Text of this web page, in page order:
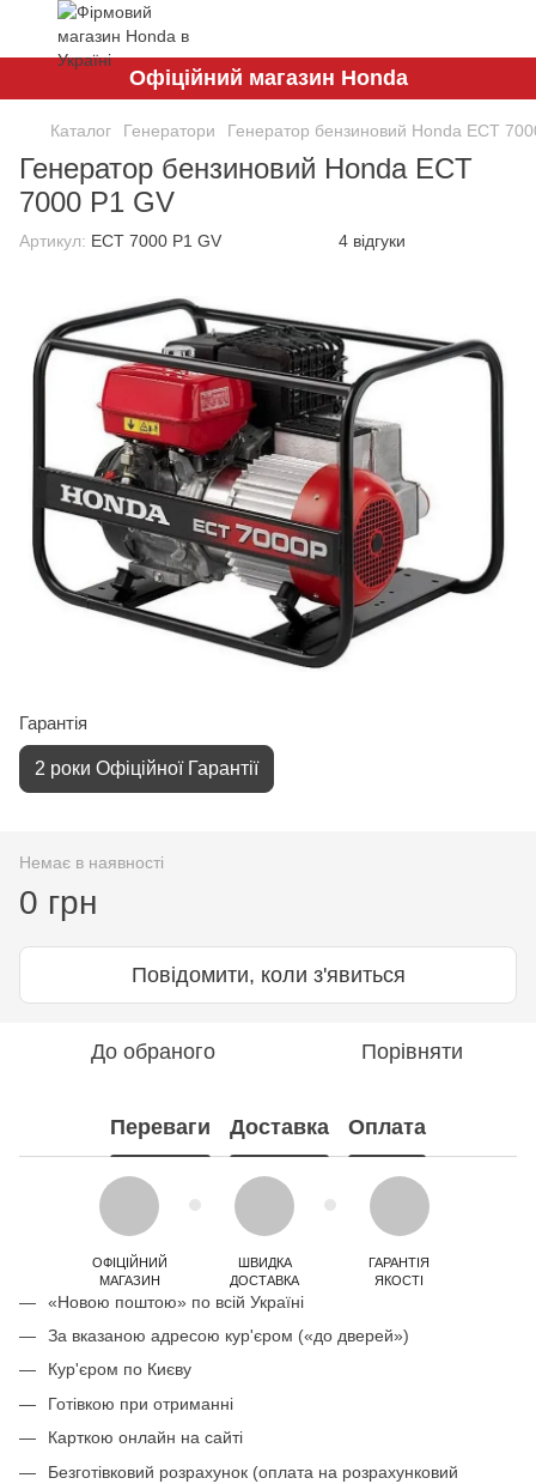
Офіційний магазин Honda
Каталог Генератори Генератор бензиновий Honda ECT
Генератор бензиновий Honda ECT
7000 P1 GV
Артикул: ECT 7000 P1 GV 4 відгуки
Гарантія
2 роки Офіційної Гарантії
Немає в наявності
0 грн
Повідомити, коли з'явиться
До обраного Порівняти
Переваги Доставка Оплата
ОФІЦІЙНИЙ
МАГАЗИН
ШВИДКА
ДОСТАВКА
ГАРАНТІЯ
ЯКОСТІ
«Новою поштою» по всій Україні
За вказаною адресою кур'єром («до дверей»)
Кур'єром по Києву
Готівкою при отриманні
Карткою онлайн на сайті
Безготівковий розрахунок (оплата на розрахунковий